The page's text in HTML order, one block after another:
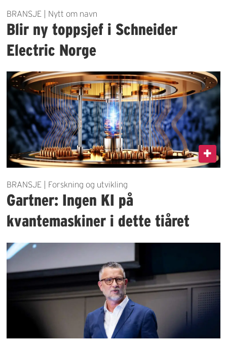
BRANSJE | Nytt om navn
Blir ny toppsjef i Schneider
Electric Norge
BRANSJE | Forskning og utvikling
Gartner: Ingen KI på
kvantemaskiner i dette tiåret